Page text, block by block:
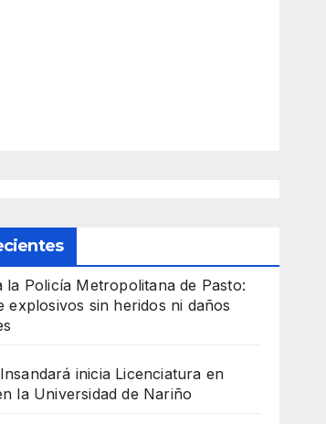
la Policía Metropolitana de Pasto:
explosivos sin heridos ni daños
inicia Licenciatura en
la Universidad de Nariño